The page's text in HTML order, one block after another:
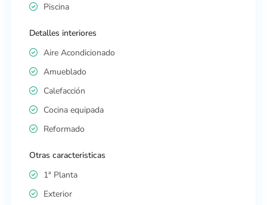
Piscina
Detalles interiores
Aire Acondicionado
Amueblado
Calefacción
Cocina equipada
Reformado
Otras caracteristicas
1ª Planta
Exterior